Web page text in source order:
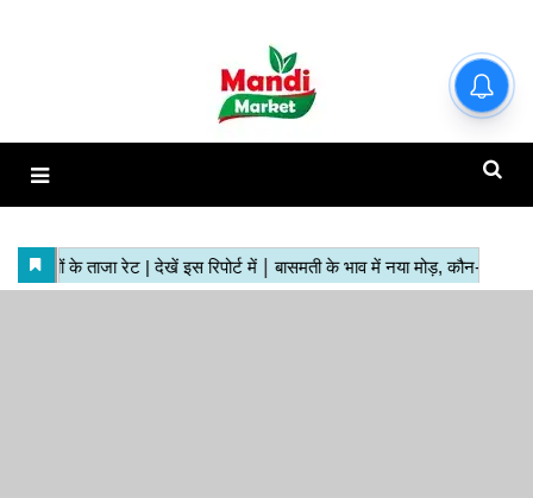
हाजिर मंडियों के ताजा रेट | देखें इस
रिपोर्ट में